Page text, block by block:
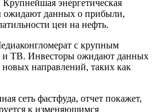
энергетическая
ожидают данных о прибыли,
цен на нефть.
с крупным
и ТВ. Инвесторы ожидают данных
новых направлений, таких как
сеть фастфуда, отчет покажет,
к изменяющимся